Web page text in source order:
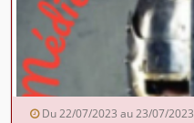
Du 22/07/2023 au 23/07/2023